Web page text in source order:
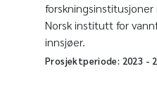
Norsk institutt for
innsjøer.
Prosjektperiode: 2023 -